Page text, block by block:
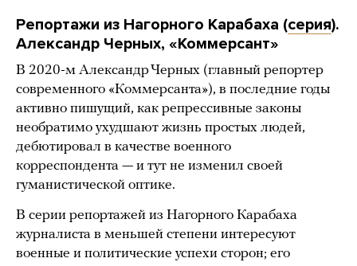
Репортажи из Нагорного Карабаха (серия).
Александр Черных, «Коммерсант»
В 2020-м Александр Черных (главный репортер
современного «Коммерсанта»), в последние годы
активно пишущий, как репрессивные законы
необратимо ухудшают жизнь простых людей,
дебютировал в качестве военного
корреспондента — и тут не изменил своей
гуманистической оптике.
В серии репортажей из Нагорного Карабаха
журналиста в меньшей степени интересуют
военные и политические успехи сторон; его